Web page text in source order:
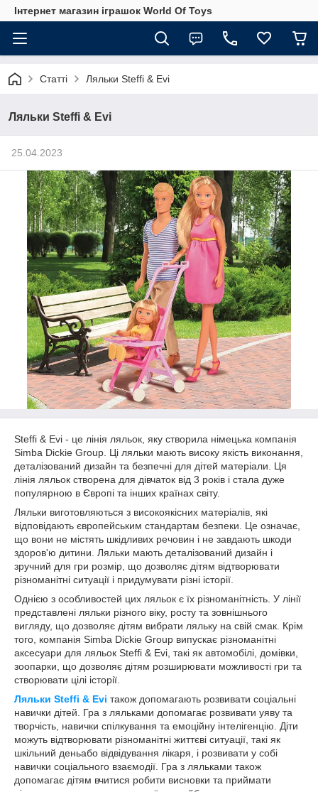
Інтернет магазин іграшок World Of Toys
Статті Ляльки Steffi & Evi
Ляльки Steffi & Evi
25.04.2023
Steffi & Evi - це лінія ляльок, яку створила німецька компанія
Simba Dickie Group. Ці ляльки мають високу якість виконання,
деталізований дизайн та безпечні для дітей матеріали. Ця
лінія ляльок створена для дівчаток від 3 років і стала дуже
популярною в Європі та інших країнах світу.
Ляльки виготовляються з високоякісних матеріалів, які
відповідають європейським стандартам безпеки. Це означає,
що вони не містять шкідливих речовин і не завдають шкоди
здоров'ю дитини. Ляльки мають деталізований дизайн і
зручний для гри розмір, що дозволяє дітям відтворювати
різноманітні ситуації і придумувати різні історії.
Однією з особливостей цих ляльок є їх різноманітність. У лінії
представлені ляльки різного віку, росту та зовнішнього
вигляду, що дозволяє дітям вибрати ляльку на свій смак. Крім
того, компанія Simba Dickie Group випускає різноманітні
аксесуари для ляльок Steffi & Evi, такі як автомобілі, домівки,
зоопарки, що дозволяє дітям розширювати можливості гри та
створювати цілі історії.
Ляльки Steffi & Evi також допомагають розвивати соціальні
навички дітей. Гра з ляльками допомагає розвивати уяву та
творчість, навички спілкування та емоційну інтелігенцію. Діти
можуть відтворювати різноманітні життєві ситуації, такі як
шкільний деньабо відвідування лікаря, і розвивати у собі
навички соціального взаємодії. Гра з ляльками також
допомагає дітям вчитися робити висновки та приймати